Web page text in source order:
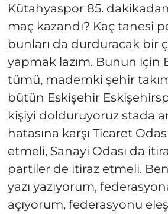
Kütahyaspor 85.
maç kazandı? Kaç tanesi
bunları da durduracak bir
yapmak lazım. Bunun için
tümü, mademki şehir
bütün Eskişehir
kişiyi dolduruyoruz stada
hatasına karşı Ticaret
etmeli, Sanayi Odası da
partiler de itiraz etmeli.
yazı yazıyorum,
açıyorum, federasyonu